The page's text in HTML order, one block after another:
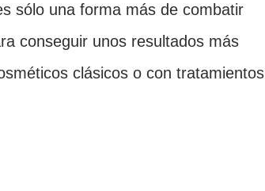
sólo una forma más de combatir
conseguir unos resultados más
clásicos o con tratamientos